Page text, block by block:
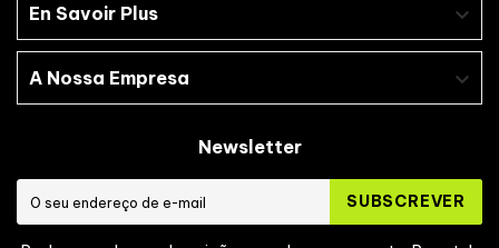
En Savoir Plus 
A Nossa Empresa 
Newsletter
SUBSCREVER